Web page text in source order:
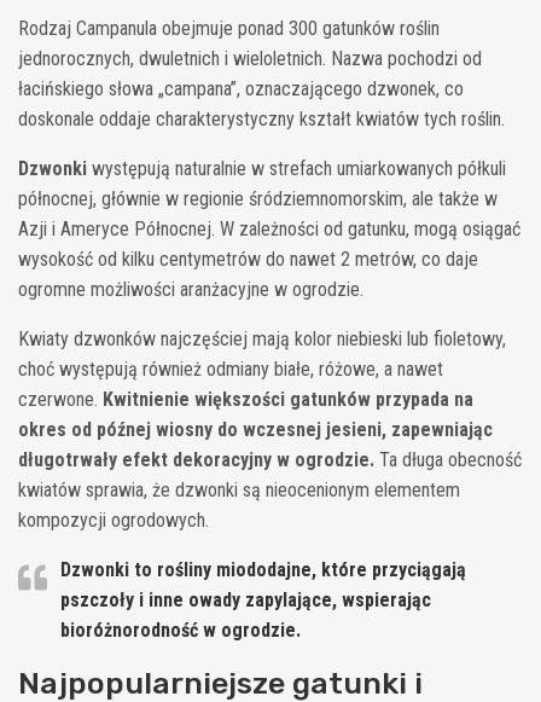
Rodzaj Campanula obejmuje ponad 300 gatunków roślin
jednorocznych, dwuletnich i wieloletnich. Nazwa pochodzi od
łacińskiego słowa „campana”, oznaczającego dzwonek, co
doskonale oddaje charakterystyczny kształt kwiatów tych roślin.
Dzwonki występują naturalnie w strefach umiarkowanych półkuli
północnej, głównie w regionie śródziemnomorskim, ale także w
Azji i Ameryce Północnej. W zależności od gatunku, mogą osiągać
wysokość od kilku centymetrów do nawet 2 metrów, co daje
ogromne możliwości aranżacyjne w ogrodzie.
Kwiaty dzwonków najczęściej mają kolor niebieski lub fioletowy,
choć występują również odmiany białe, różowe, a nawet
czerwone. Kwitnienie większości gatunków przypada na
okres od późnej wiosny do wczesnej jesieni, zapewniając
długotrwały efekt dekoracyjny w ogrodzie. Ta długa obecność
kwiatów sprawia, że dzwonki są nieocenionym elementem
kompozycji ogrodowych.
Dzwonki to rośliny miododajne, które przyciągają
pszczoły i inne owady zapylające, wspierając
bioróżnorodność w ogrodzie.
Najpopularniejsze gatunki i